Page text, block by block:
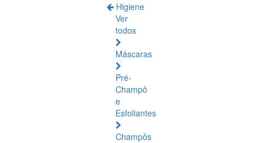
Higiene
Ver
todos
Máscaras
Pré-
Champô
e
Esfoliantes
Champôs